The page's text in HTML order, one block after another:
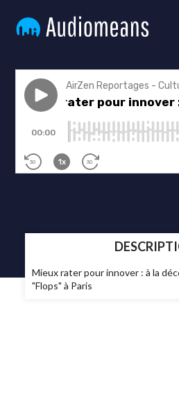
Mieux rater pour innover : à la
"Flops" à Paris